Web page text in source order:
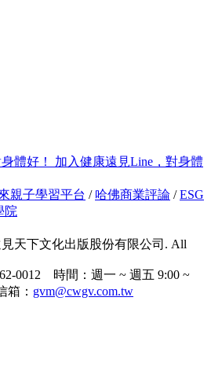
加入健康遠見Line，對身體
親子學習平台 / 哈佛商業評論 /ESG
院
見天下文化出版股份有限公司. All
0012 時間：週一 ~ 週五 9:00 ~
箱： gvm@cwgv.com.tw